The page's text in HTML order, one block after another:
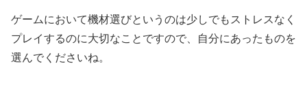
ゲームにおいて機材選びというのは少しでもストレスなく
プレイするのに大切なことですので、自分にあったものを
選んでくださいね。